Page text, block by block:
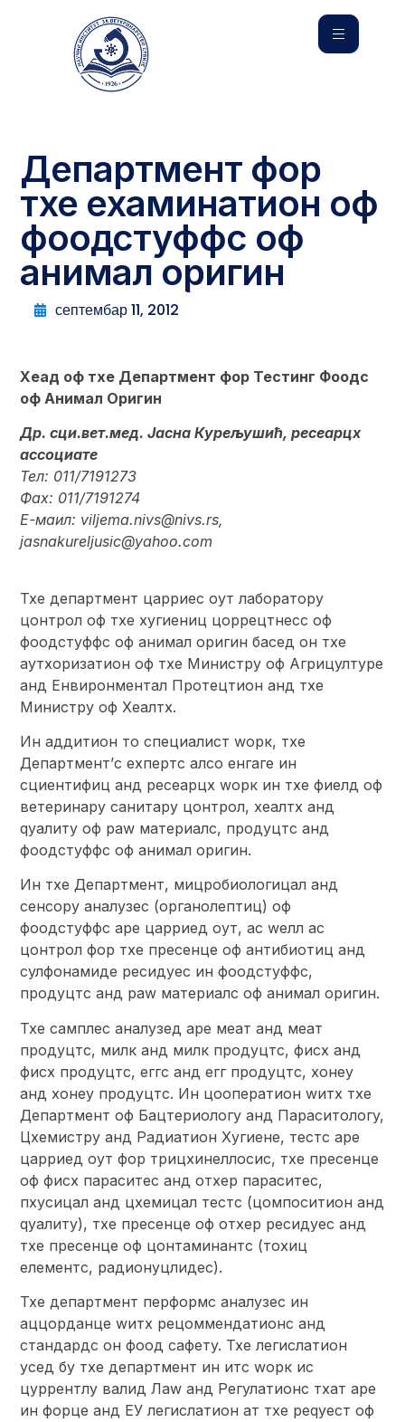
Департмент фор
тхе еxаминатион оф
фоодстуффс оф
анимал оригин
септембар 11, 2012
Хеад оф тхе Департмент фор Тестинг Фоодс
оф Анимал Оригин
Др. сци.вет.мед. Јасна Курељушић, ресеарцх
ассоциате
Тел: 011/7191273
Фаx: 011/7191274
Е-маил: viljema.nivs@nivs.rs,
jasnakureljusic@yahoo.com
Тхе департмент царриес оут лабораторy
цонтрол оф тхе хyгиениц цоррецтнесс оф
фоодстуффс оф анимал оригин басед он тхе
аутхоризатион оф тхе Министрy оф Агрицултуре
анд Енвиронментал Протецтион анд тхе
Министрy оф Хеалтх.
Ин аддитион то специалист wорк, тхе
Департмент’с еxпертс алсо енгаге ин
сциентифиц анд ресеарцх wорк ин тхе фиелд оф
ветеринарy санитарy цонтрол, хеалтх анд
qуалитy оф раw материалс, продуцтс анд
фоодстуффс оф анимал оригин.
Ин тхе Департмент, мицробиологицал анд
сенсорy аналyзес (органолептиц) оф
фоодстуффс аре царриед оут, ас wелл ас
цонтрол фор тхе пресенце оф антибиотиц анд
сулфонамиде ресидуес ин фоодстуффс,
продуцтс анд раw материалс оф анимал оригин.
Тхе самплес аналyзед аре меат анд меат
продуцтс, милк анд милк продуцтс, фисх анд
фисх продуцтс, еггс анд егг продуцтс, хонеy
анд хонеy продуцтс. Ин цооператион wитх тхе
Департмент оф Бацтериологy анд Параситологy,
Цхемистрy анд Радиатион Хyгиене, тестс аре
царриед оут фор трицхинеллосис, тхе пресенце
оф фисх параситес анд отхер параситес,
пхyсицал анд цхемицал тестс (цомпоситион анд
qуалитy), тхе пресенце оф отхер ресидуес анд
тхе пресенце оф цонтаминантс (тоxиц
елементс, радионуцлидес).
Тхе департмент перформс аналyзес ин
аццорданце wитх рецоммендатионс анд
стандардс он фоод сафетy. Тхе легислатион
усед бy тхе департмент ин итс wорк ис
цуррентлy валид Лаw анд Регулатионс тхат аре
ин форце анд ЕУ легислатион ат тхе реqуест оф